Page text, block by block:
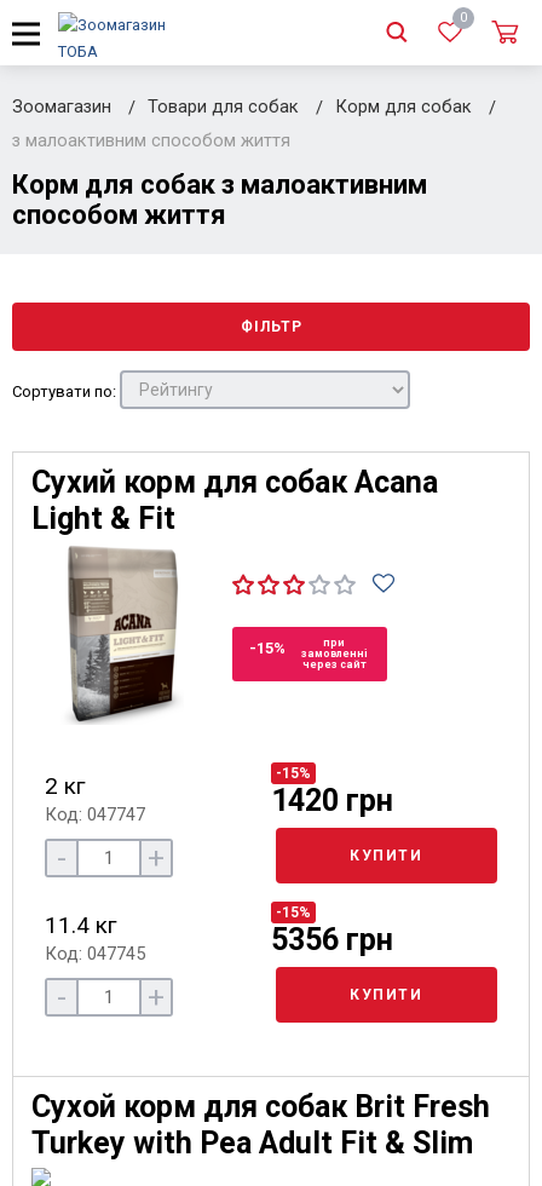
0
Зоомагазин Товари для собак
Корм для собак
з малоактивним способом життя
Корм для собак з малоактивним
способом життя
ФІЛЬТР
Сортувати по:
Сухий корм для собак Acana
Light & Fit
-15%
при
замовленні
через сайт
2 кг
Код: 047747
-15%
1420 грн
- + КУПИТИ
11.4 кг
Код: 047745
-15%
5356 грн
- + КУПИТИ
Сухой корм для собак Brit Fresh
Turkey with Pea Adult Fit & Slim